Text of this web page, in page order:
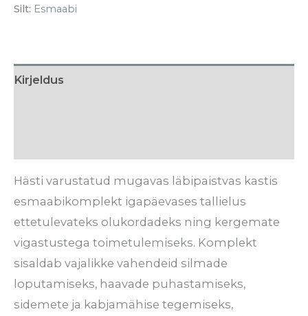
Silt: Esmaabi
Kirjeldus
Hästi varustatud mugavas läbipaistvas kastis
esmaabikomplekt igapäevases tallielus
ettetulevateks olukordadeks ning kergemate
vigastustega toimetulemiseks. Komplekt
sisaldab vajalikke vahendeid silmade
loputamiseks, haavade puhastamiseks,
sidemete ja kabjamähise tegemiseks,